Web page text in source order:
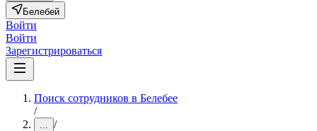
Белебей
Войти
Войти
Зарегистрироваться
Поиск сотрудников в Белебее
/
... /